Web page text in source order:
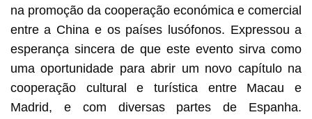
na promoção da cooperação económica e comercial
entre a China e os países lusófonos. Expressou a
esperança sincera de que este evento sirva como
uma oportunidade para abrir um novo capítulo na
cooperação cultural e turística entre Macau e
Madrid, e com diversas partes de Espanha.